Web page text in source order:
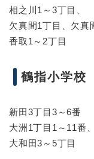
相之川1～3丁目、
欠真間1丁目、欠真
香取1～2丁目
鶴指小学校
新田3丁目3～6番
大洲1丁目1～11番
大和田3～5丁目